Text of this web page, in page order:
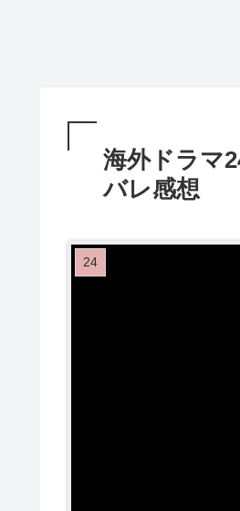
海外ドラマ
バレ感想
24